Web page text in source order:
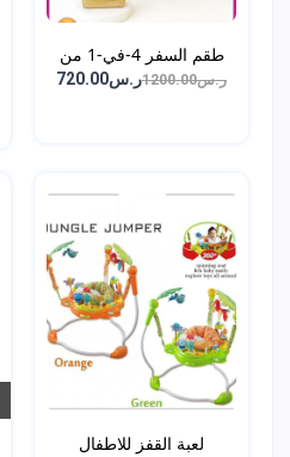
طقم السفر 4-في-1 من
DEH...
ر.س1200.00 ر.س720.00
لعبة القفز للاطفال